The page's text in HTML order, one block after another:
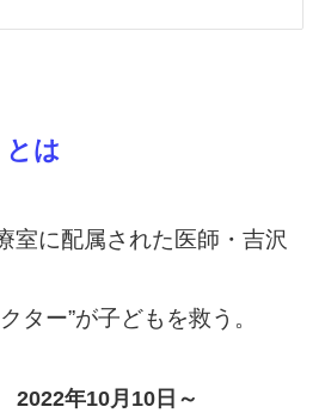
とは
室に配属された医師・吉沢
ター”が子どもを救う。
年10月10日～